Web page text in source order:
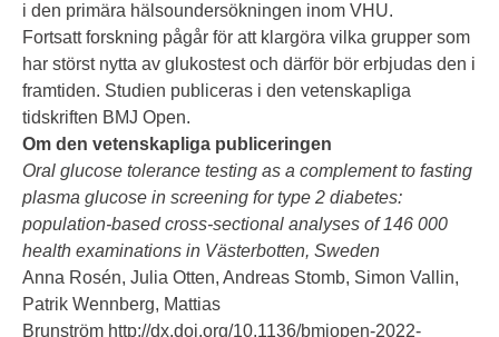
i den primära hälsoundersökningen inom VHU.
Fortsatt forskning pågår för att klargöra vilka grupper som
har störst nytta av glukostest och därför bör erbjudas den i
framtiden. Studien publiceras i den vetenskapliga
tidskriften BMJ Open.
Om den vetenskapliga publiceringen
Oral glucose tolerance testing as a complement to fasting
plasma glucose in screening for type 2 diabetes:
population-based cross-sectional analyses of 146 000
health examinations in Västerbotten, Sweden
Anna Rosén, Julia Otten, Andreas Stomb, Simon Vallin,
Patrik Wennberg, Mattias
Brunström http://dx.doi.org/10.1136/bmjopen-2022-